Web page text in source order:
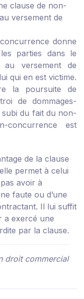
clause de non-
versement de
donne
parties dans le
au versement de
qui en est victime.
la poursuite de
de dommages-
du fait du non-
est
de la clause
permet à celui
avoir à
faute ou d’une
Il lui suffit
a exercé une
par la clause.
droit commercial